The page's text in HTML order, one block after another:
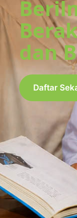
dan
Daftar